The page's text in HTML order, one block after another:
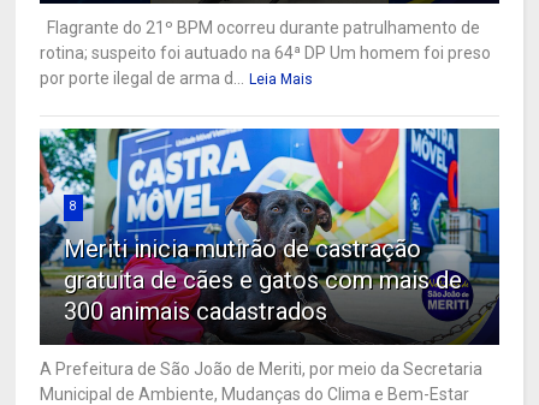
Flagrante do 21º BPM ocorreu durante patrulhamento de
rotina; suspeito foi autuado na 64ª DP Um homem foi preso
por porte ilegal de arma d... Leia Mais
8
Meriti inicia mutirão de castração
gratuita de cães e gatos com mais de
300 animais cadastrados
A Prefeitura de São João de Meriti, por meio da Secretaria
Municipal de Ambiente, Mudanças do Clima e Bem-Estar